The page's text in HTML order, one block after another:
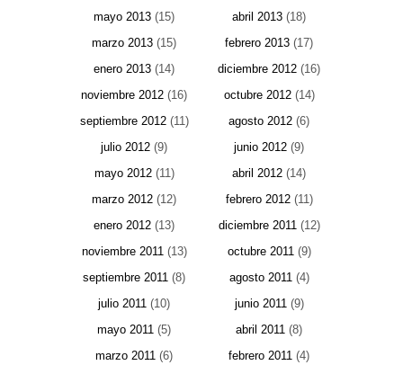
mayo 2013 (15) abril 2013 (18)
marzo 2013 (15) febrero 2013 (17)
enero 2013 (14) diciembre 2012 (16)
noviembre 2012 (16) octubre 2012(14)
septiembre 2012(11) agosto 2012 (6)
julio 2012 (9) junio 2012 (9)
mayo 2012(11) abril 2012 (14)
marzo 2012 (12) febrero 2012(11)
enero 2012 (13) diciembre 2011(12)
noviembre 2011(13) octubre 2011(9)
septiembre 2011 (8) agosto 2011(4)
julio 2011 (10) junio 2011(9)
mayo 2011 (5) abril 2011 (8)
marzo 2011 (6) febrero 2011 (4)